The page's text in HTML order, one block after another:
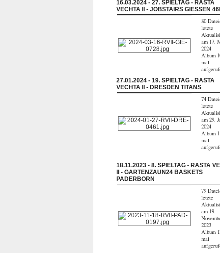
16.03.2024 - 27. SPIELTAG - RASTA
VECHTA II - JOBSTAIRS GIESSEN
80
letzte
am 17.
2024
Album
mal
27.01.2024 - 19. SPIELTAG - RASTA
VECHTA II - DRESDEN TITANS
74
letzte
am 29.
2024
Album
mal
18.11.2023 - 8. SPIELTAG - RASTA
II - GARTENZAUN24 BASKETS
PADERBORN
79
letzte
am 19.
2023
Album
mal